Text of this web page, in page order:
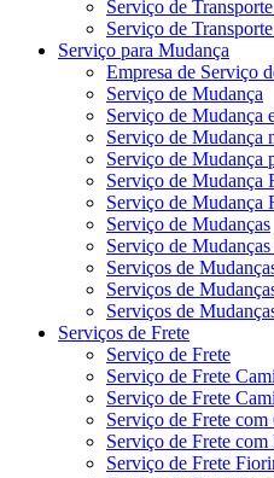
Serviço de
Serviço de
Serviço para Mudança
Empresa de Serviço
Serviço de Mudança
Serviço de Mudança
Serviço de Mudança
Serviço de Mudança
Serviço de Mudança
Serviço de Mudança
Serviço de Mudanças
Serviço de
Serviços de
Serviços de
Serviços de
Serviços de Frete
Serviço de Frete
Serviço de Frete
Serviço de Frete
Serviço de Frete
Serviço de Frete
Serviço de Frete